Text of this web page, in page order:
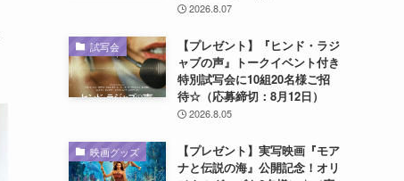
2026.8.07
試写会
【プレゼント】『ヒンド・ラジ
ャブの声』トークイベント付き
特別試写会に10組20名様ご招
待☆（応募締切：8月12日）
2026.8.05
映画グッズ
【プレゼント】実写映画『モア
ナと伝説の海』公開記念！オリ